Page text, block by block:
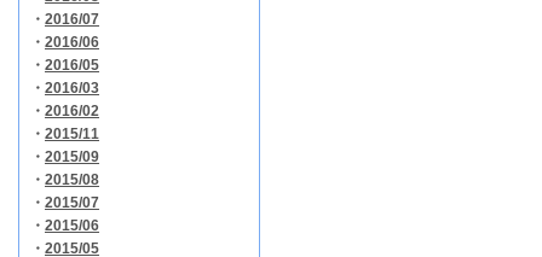
・ 2016/07
・ 2016/06
・ 2016/05
・ 2016/03
・ 2016/02
・ 2015/11
・ 2015/09
・ 2015/08
・ 2015/07
・ 2015/06
・ 2015/05